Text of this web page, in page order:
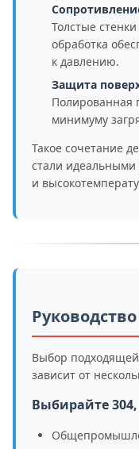
Толстые
обработка
к давлению.
Защита
Полированная
минимуму
Такое сочетание
стали идеальными
и
Выбор
зависит от
Выбирайте